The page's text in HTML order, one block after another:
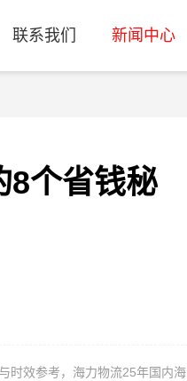
联系我们 新闻中心
8个省钱秘
时效参考，海力物流25年国内海